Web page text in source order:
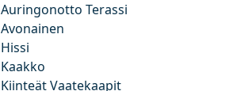
Auringonotto Terassi
Avonainen
Hissi
Kaakko
Kiinteät Vaatekaapit